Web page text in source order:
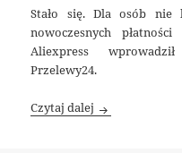
Stało się. Dla osób nie
nowoczesnych
Aliexpress
Przelewy24.
Czytaj dalej Zakupy na